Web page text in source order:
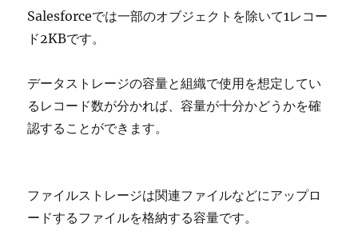
Salesforceでは一部のオブジェクトを除いて1レコー
ド2KBです。
データストレージの容量と組織で使用を想定してい
るレコード数が分かれば、容量が十分かどうかを確
認することができます。
ファイルストレージは関連ファイルなどにアップロ
ードするファイルを格納する容量です。